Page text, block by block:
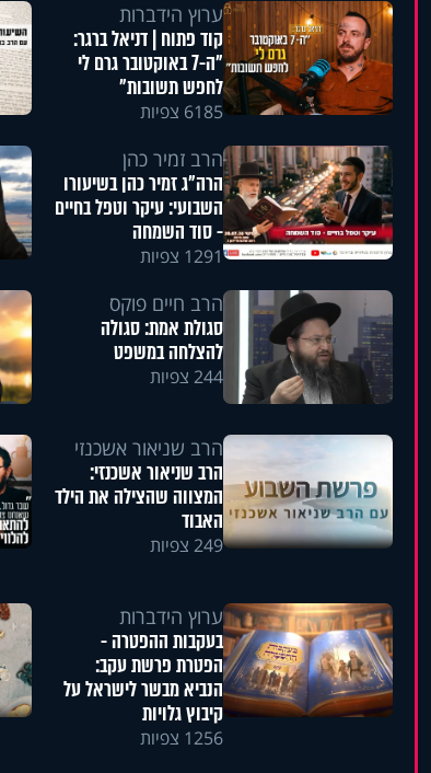
ערוץ הידברות
קוד פתוח | דניאל ברגר:
"ה-7 באוקטובר גרם לי
לחפש תשובות"
6185 צפיות
הרב זמיר כהן
הרה"ג זמיר כהן בשיעורו
השבועי: עיקר וטפל בחיים
- סוד השמחה
1291 צפיות
הרב חיים פוקס
סגולת אמת: סגולה
להצלחה במשפט
244 צפיות
הרב שניאור אשכנזי
הרב שניאור אשכנזי:
המצווה שהצילה את הילד
האבוד
249 צפיות
ערוץ הידברות
בעקבות ההפטרה -
הפטרת פרשת עקב:
הנביא מבשר לישראל על
קיבוץ גלויות
1256 צפיות